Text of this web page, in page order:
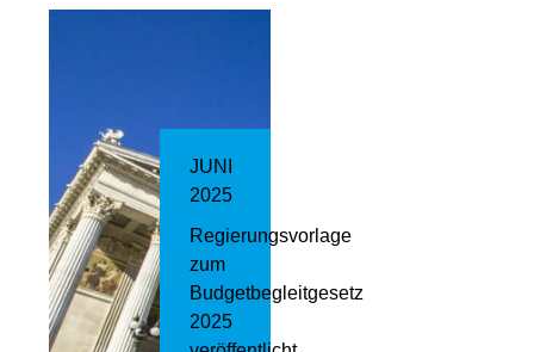
JUNI
2025
Regierungsvorlage
zum
Budgetbegleitgesetz
2025